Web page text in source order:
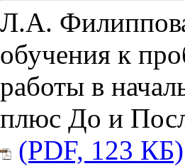
Л.А.
обучения к
работы в
плюс До и
(PDF, 123 КБ)